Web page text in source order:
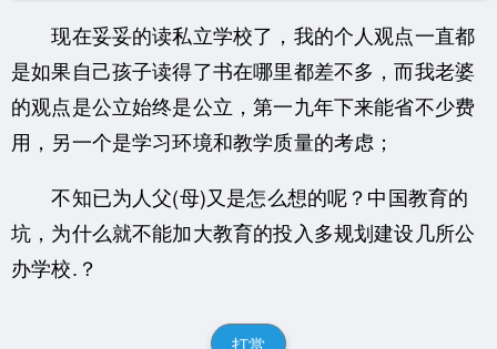
现在妥妥的读私立学校了，我的个人观点一直都
是如果自己孩子读得了书在哪里都差不多，而我老婆
的观点是公立始终是公立，第一九年下来能省不少费
用，另一个是学习环境和教学质量的考虑；
不知已为人父(母)又是怎么想的呢？中国教育的
坑，为什么就不能加大教育的投入多规划建设几所公
办学校.？
打赏